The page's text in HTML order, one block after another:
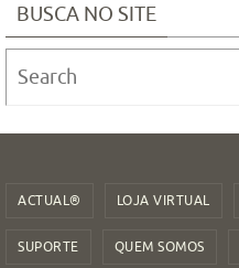
BUSCA NO SITE
ACTUAL® LOJA VIRTUAL
SUPORTE QUEM SOMOS